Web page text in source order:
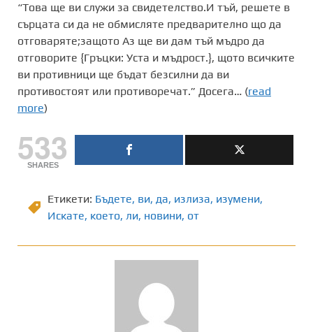
“Това ще ви служи за свидетелство.И тъй, решете в
сърцата си да не обмисляте предварително що да
отговаряте;защото Аз ще ви дам тъй мъдро да
отговорите {Гръцки: Уста и мъдрост.}, щото всичките
ви противници ще бъдат безсилни да ви
противостоят или противоречат.” Досега… (read
more)
533
SHARES
Етикети: Бъдете, ви, да, излиза, изумени,
Искате, което, ли, новини, от